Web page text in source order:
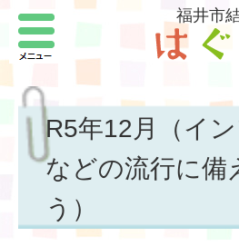
福井市
R5年12月（イ
などの流行に備
う）
メニュー
いまどきの結婚事情
結婚したい
子どもがほしい
福井の子育て環境